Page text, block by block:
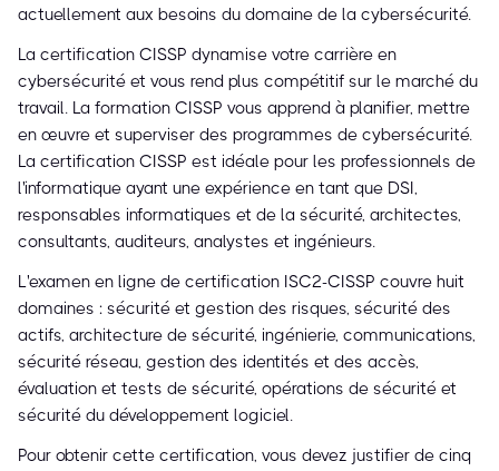
actuellement aux besoins du domaine de la cybersécurité.
La certification CISSP dynamise votre carrière en
cybersécurité et vous rend plus compétitif sur le marché du
travail. La formation CISSP vous apprend à planifier, mettre
en œuvre et superviser des programmes de cybersécurité.
La certification CISSP est idéale pour les professionnels de
l'informatique ayant une expérience en tant que DSI,
responsables informatiques et de la sécurité, architectes,
consultants, auditeurs, analystes et ingénieurs.
L'examen en ligne de certification ISC2-CISSP couvre huit
domaines : sécurité et gestion des risques, sécurité des
actifs, architecture de sécurité, ingénierie, communications,
sécurité réseau, gestion des identités et des accès,
évaluation et tests de sécurité, opérations de sécurité et
sécurité du développement logiciel.
Pour obtenir cette certification, vous devez justifier de cinq